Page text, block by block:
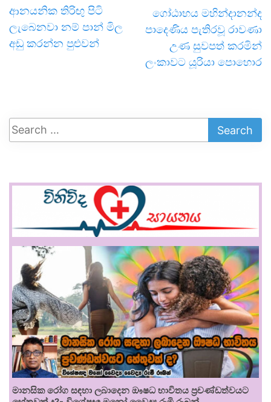
ආනයනික තිරිඟු පිටි
ලැබෙනවා නම් පාන් මිල
අඩු කරන්න පුළුවන්
ගෝඨාභය මහින්දානන්ද
පාදෙණිය පැතිරවූ රාවණා
උණ සුවපත් කරමින්
ලංකාවට යූරියා පොහොර
මානසික රෝග සඳහා ලබාදෙන ඖෂධ භාවිතය ප්‍රචණ්ඩත්වයට